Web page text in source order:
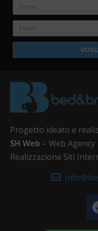
Progetto ideato e
SH Web – Web Agency
Realizzazione Siti